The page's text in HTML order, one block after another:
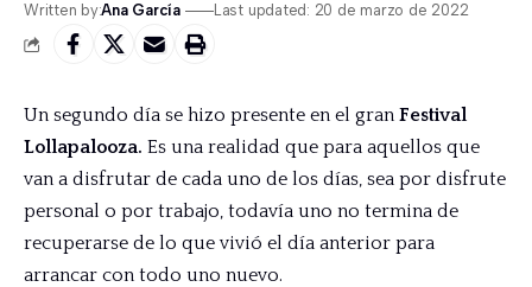
Written by:Ana García Last updated: 20 de marzo de 2022
Un segundo día se hizo presente en el gran Festival
Lollapalooza. Es una realidad que para aquellos que
van a disfrutar de cada uno de los días, sea por disfrute
personal o por trabajo, todavía uno no termina de
recuperarse de lo que vivió el día anterior para
arrancar con todo uno nuevo.